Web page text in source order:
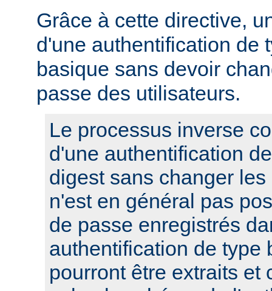
Grâce à cette directive,
d'une authentification de
basique sans devoir
passe des utilisateurs.
Le processus inverse
d'une authentification
digest sans changer
n'est en général pas
de passe enregistrés
authentification de type
pourront être extraits et